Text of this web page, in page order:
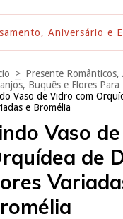
Aniversário e
> Presente
Buquês e Flores Para
Vaso de Vidro com
e Bromélia
Vaso
de